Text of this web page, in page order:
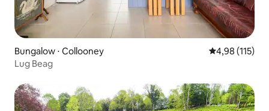
Bungalow ⋅ Collooney Évaluation
4,98 (115)
Lug Beag